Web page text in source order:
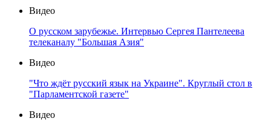
Видео
О русском зарубежье. Интервью Сергея Пантелеева
телеканалу "Большая Азия"
Видео
"Что ждёт русский язык на Украине". Круглый стол в
"Парламентской газете"
Видео